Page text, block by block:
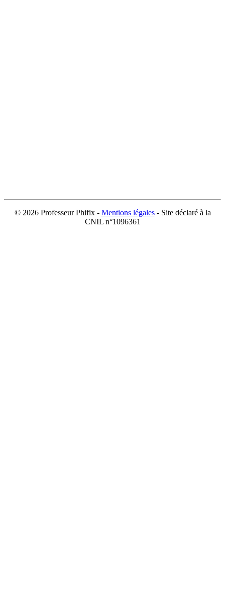
© 2026 Professeur Phifix - Mentions légales- Site déclaré à la
CNIL n°1096361